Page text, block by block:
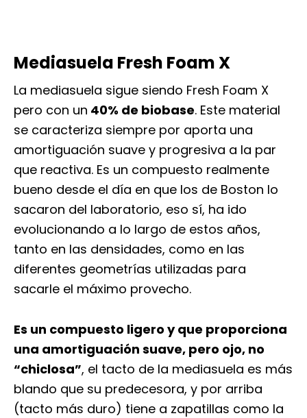
Mediasuela Fresh Foam X
La mediasuela sigue siendo Fresh Foam X
pero con un 40% de biobase. Este material
se caracteriza siempre por aporta una
amortiguación suave y progresiva a la par
que reactiva. Es un compuesto realmente
bueno desde el día en que los de Boston lo
sacaron del laboratorio, eso sí, ha ido
evolucionando a lo largo de estos años,
tanto en las densidades, como en las
diferentes geometrías utilizadas para
sacarle el máximo provecho.
Es un compuesto ligero y que proporciona
una amortiguación suave, pero ojo, no
“chiclosa”, el tacto de la mediasuela es más
blando que su predecesora, y por arriba
(tacto más duro) tiene a zapatillas como la